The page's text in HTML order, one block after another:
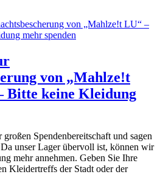
von „Mahlze!t
Bitte keine Kleidung
Spendenbereitschaft und sagen
unser Lager übervoll ist, können wir
mehr annehmen. Geben Sie Ihre
Kleidertreffs der Stadt oder der